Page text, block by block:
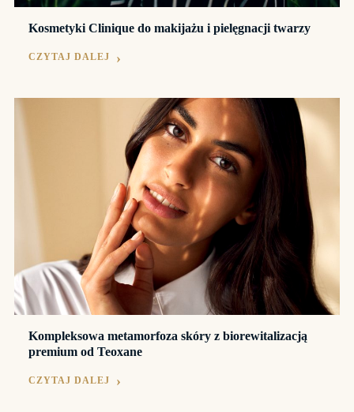
Kosmetyki Clinique do makijażu i pielęgnacji twarzy
CZYTAJ DALEJ
Kompleksowa metamorfoza skóry z biorewitalizacją
premium od Teoxane
CZYTAJ DALEJ